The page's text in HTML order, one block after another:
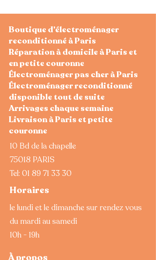
Boutique d’électroménager
reconditionné à Paris
Réparation à domicile à Paris et
en petite couronne
Électroménager pas cher à Paris
Électroménager reconditionné
disponible tout de suite
Arrivages chaque semaine
Livraison à Paris et petite
couronne
10 Bd de la chapelle
75018 PARIS
Tel: 01 89 71 33 30
Horaires
le lundi et le dimanche sur rendez vous
du mardi au samedi
10h - 19h
À propos